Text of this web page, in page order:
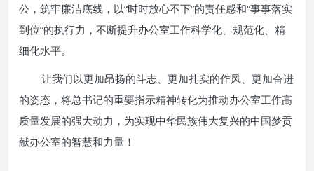
公，筑牢廉洁底线，以“时时放心不下”的责任感和“事事落实
到位”的执行力，不断提升办公室工作科学化、规范化、精
细化水平。
让我们以更加昂扬的斗志、更加扎实的作风、更加奋进
的姿态，将总书记的重要指示精神转化为推动办公室工作高
质量发展的强大动力，为实现中华民族伟大复兴的中国梦贡
献办公室的智慧和力量！